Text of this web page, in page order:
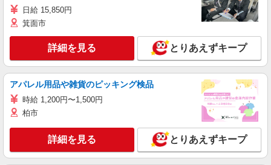
日給 15,850円
箕面市
詳細を見る とりあえずキープ
アパレル用品や雑貨のピッキング検品
時給 1,200円〜1,500円
柏市
詳細を見る とりあえずキープ